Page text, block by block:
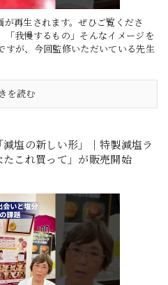
再生されます。ぜひご覧くださ
「我慢するもの」そんなイメージを
すが、今回監修いただいている先生
を読む
塩の新しい形」｜特製減塩ラ
これ買って」が販売開始